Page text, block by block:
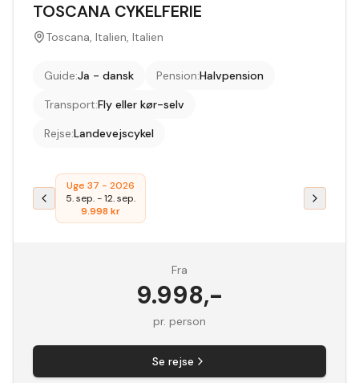
TOSCANA CYKELFERIE
Toscana, Italien, Italien
Guide:Ja - dansk Pension:Halvpension
Transport:Fly eller kør-selv
Rejse:Landevejscykel
Uge 37 - 2026
5. sep.-12. sep.
9.998 kr
Fra
9.998,-
pr. person
Se rejse